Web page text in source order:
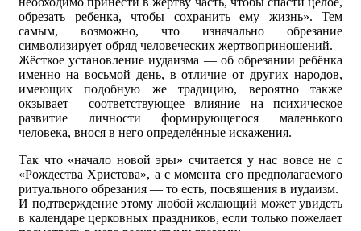
обрезать ребенка, чтобы сохранить ему жизнь». Тем
самым, возможно, что изначально обрезание
символизирует обряд человеческих жертвоприношений.
Жёсткое установление иудаизма — об обрезании ребёнка
именно на восьмой день, в отличие от других народов,
имеющих подобную же традицию, вероятно также
окзывает соответствующее влияние на психическое
развитие личности формирующегося маленького
человека, внося в него определённые искажения.
Так что «начало новой эры» считается у нас вовсе не с
«Рождества Христова», а с момента его предполагаемого
ритуального обрезания — то есть, посвящения в иудаизм.
И подтверждение этому любой желающий может увидеть
в календаре церковных праздников, если только пожелает